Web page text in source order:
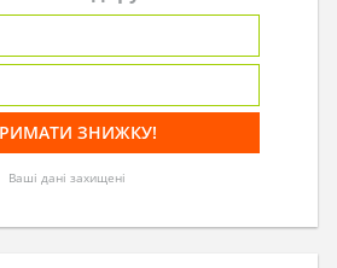
Ваші дані захищені